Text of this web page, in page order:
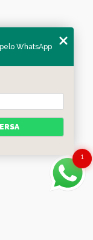
1
WhatsApp